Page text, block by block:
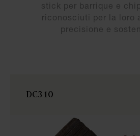
scelta della transizione
dell’energia rinnovabile è un
per il futuro; noi abbiamo
stick per barrique e
riconosciuti per la loro
precisione e
DC310